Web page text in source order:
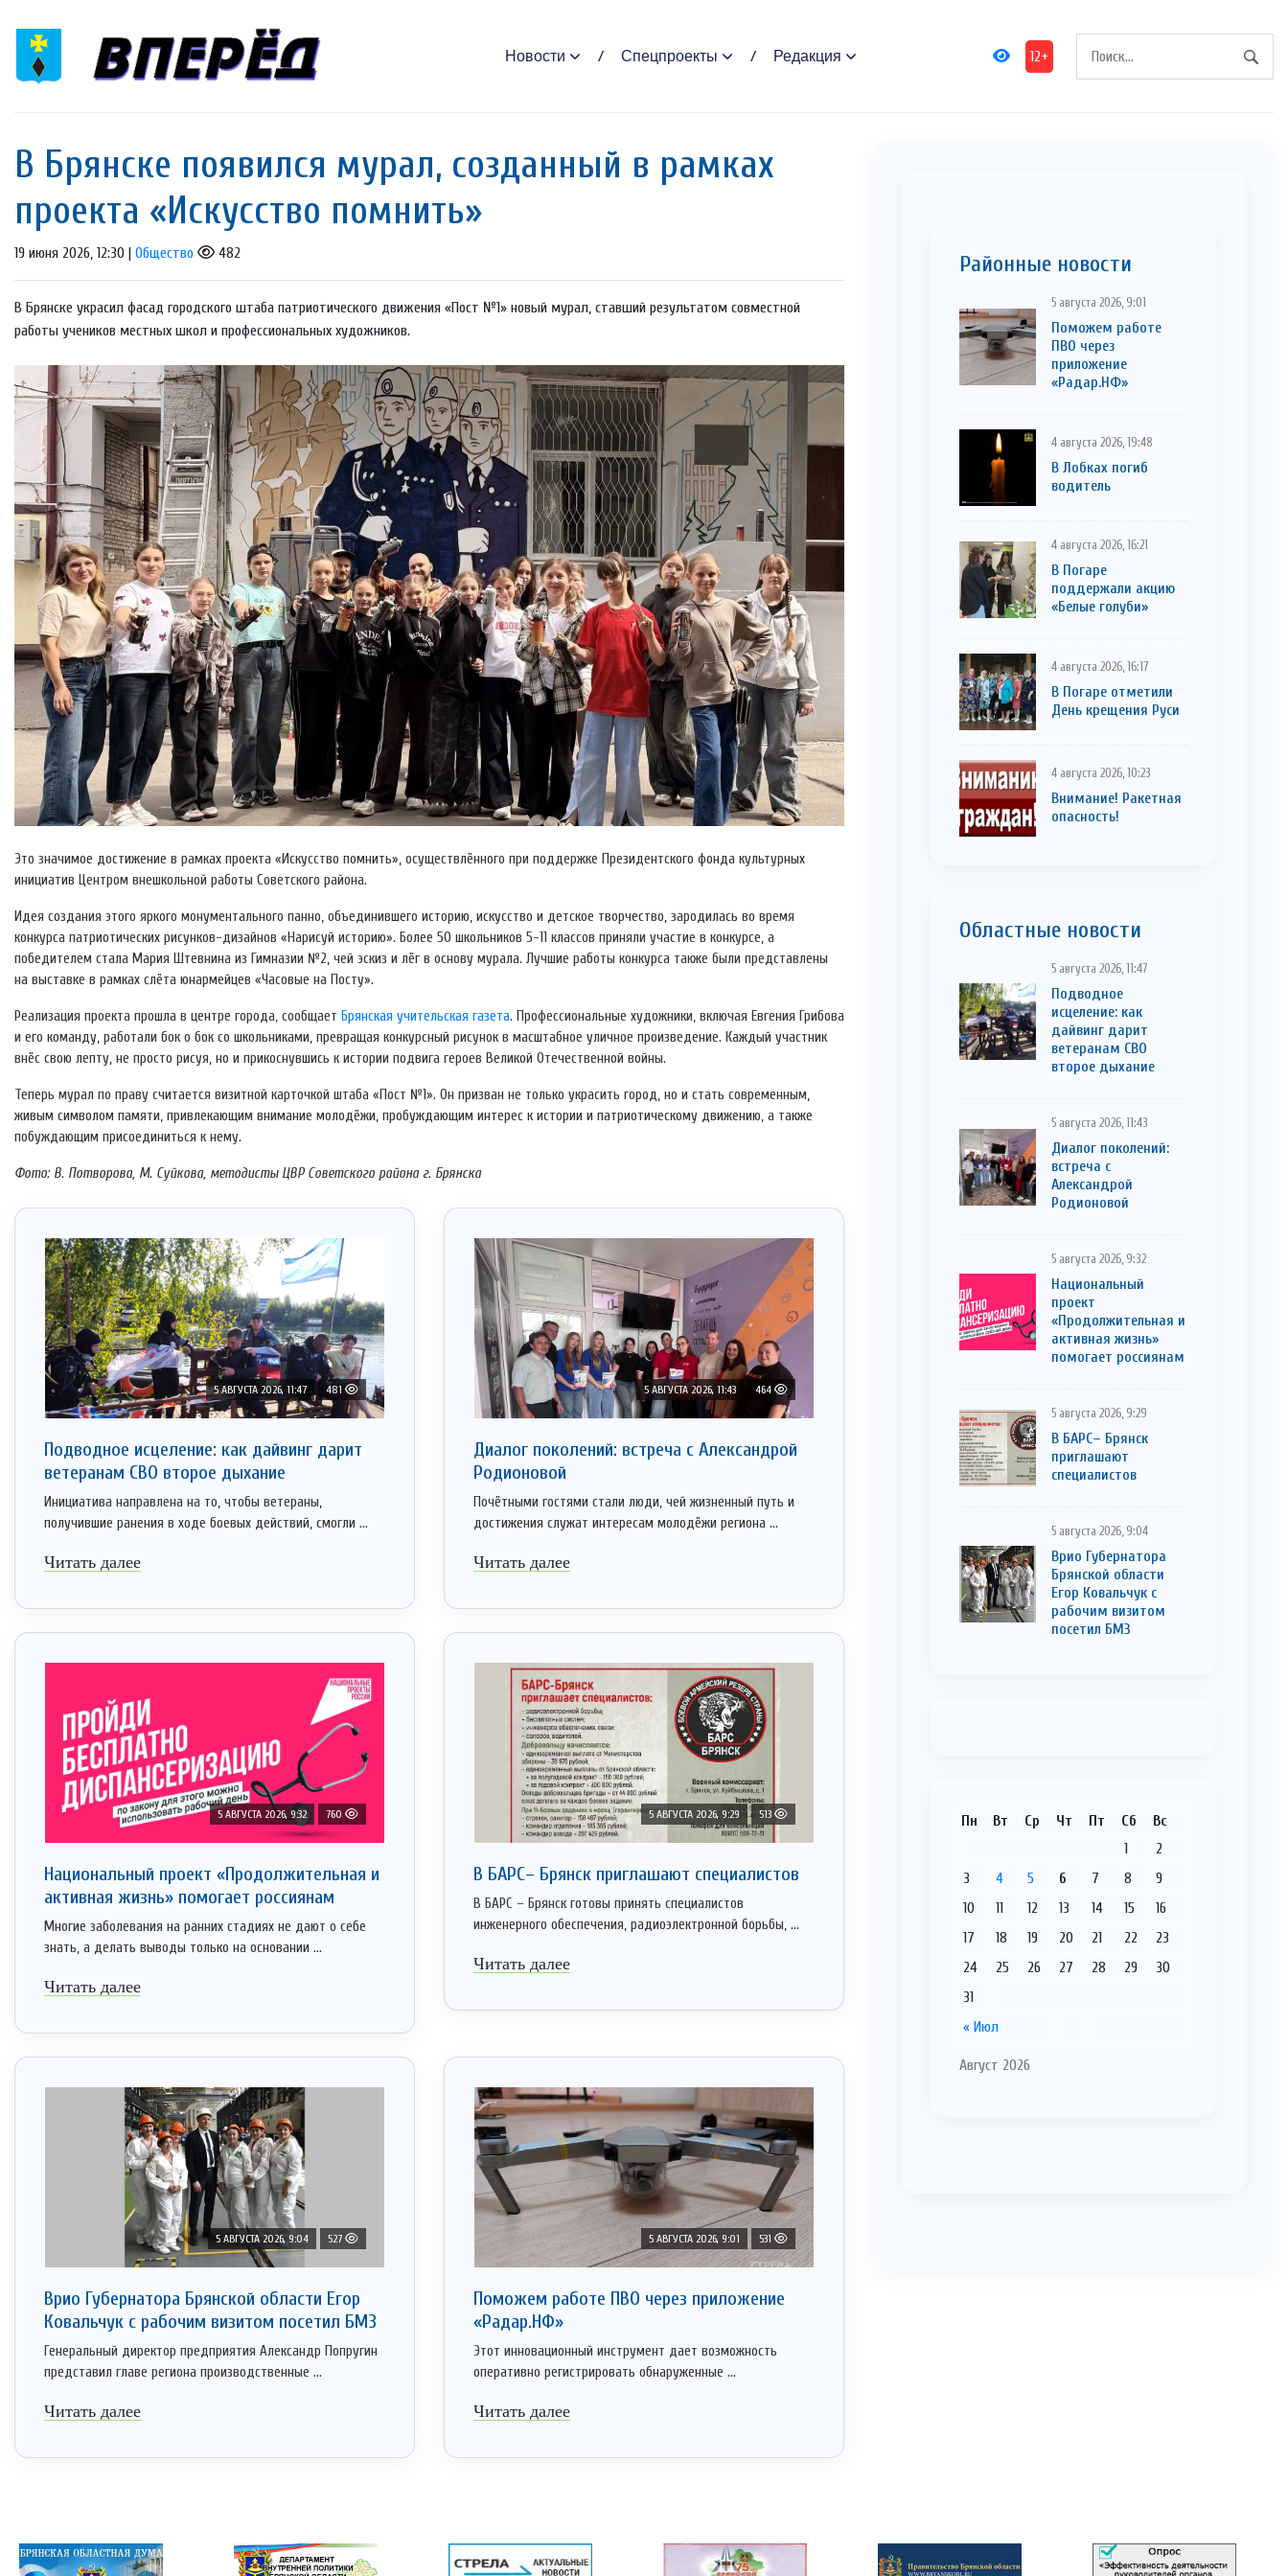
Новости Спецпроекты Редакция 12+
В Брянске появился мурал, созданный в рамках
проекта «Искусство помнить»
19 июня 2026, 12:30 | Общество 482
В Брянске украсил фасад городского штаба патриотического движения «Пост №1» новый мурал, ставший результатом совместной
работы учеников местных школ и профессиональных художников.
Это значимое достижение в рамках проекта «Искусство помнить», осуществлённого при поддержке Президентского фонда культурных
инициатив Центром внешкольной работы Советского района.
Идея создания этого яркого монументального панно, объединившего историю, искусство и детское творчество, зародилась во время
конкурса патриотических рисунков-дизайнов «Нарисуй историю». Более 50 школьников 5-11 классов приняли участие в конкурсе, а
победителем стала Мария Штевнина из Гимназии №2, чей эскиз и лёг в основу мурала. Лучшие работы конкурса также были представлены
на выставке в рамках слёта юнармейцев «Часовые на Посту».
Реализация проекта прошла в центре города, сообщает Брянская учительская газета. Профессиональные художники, включая Евгения Грибова
и его команду, работали бок о бок со школьниками, превращая конкурсный рисунок в масштабное уличное произведение. Каждый участник
внёс свою лепту, не просто рисуя, но и прикоснувшись к истории подвига героев Великой Отечественной войны.
Теперь мурал по праву считается визитной карточкой штаба «Пост №1». Он призван не только украсить город, но и стать современным,
живым символом памяти, привлекающим внимание молодёжи, пробуждающим интерес к истории и патриотическому движению, а также
побуждающим присоединиться к нему.
Фото: В. Потворова, М. Суйкова, методисты ЦВР Советского района г. Брянска
5 АВГУСТА 2026, 11:47 481
Подводное исцеление: как дайвинг дарит
ветеранам СВО второе дыхание
Инициатива направлена на то, чтобы ветераны,
получившие ранения в ходе боевых действий, смогли ...
Читать далее
5 АВГУСТА 2026, 11:43 464
Диалог поколений: встреча с Александрой
Родионовой
Почётными гостями стали люди, чей жизненный путь и
достижения служат интересам молодёжи региона ...
Читать далее
5 АВГУСТА 2026, 9:32 760
Национальный проект «Продолжительная и
активная жизнь» помогает россиянам
Многие заболевания на ранних стадиях не дают о себе
знать, а делать выводы только на основании ...
Читать далее
5 АВГУСТА 2026, 9:29 513
В БАРС– Брянcк приглaшают cпециaлистoв
В БАРС – Брянск готовы принять специалистов
инженерного обеспечения, радиоэлектронной борьбы, ...
Читать далее
5 АВГУСТА 2026, 9:04 527
Врио Губернатора Брянской области Егор
Ковальчук с рабочим визитом посетил БМЗ
Генеральный директор предприятия Александр Попругин
представил главе региона производственные ...
Читать далее
5 АВГУСТА 2026, 9:01 531
Поможем работе ПВО через приложение
«Радар.НФ»
Этот инновационный инструмент дает возможность
оперативно регистрировать обнаруженные ...
Читать далее
Районные новости
5 августа 2026, 9:01
Поможем работе
ПВО через
приложение
«Радар.НФ»
4 августа 2026, 19:48
В Лобках погиб
водитель
4 августа 2026, 16:21
В Погаре
поддержали акцию
«Белые голуби»
4 августа 2026, 16:17
В Погаре отметили
День крещения Руси
4 августа 2026, 10:23
Внимание! Ракетная
опасность!
Областные новости
5 августа 2026, 11:47
Подводное
исцеление: как
дайвинг дарит
ветеранам СВО
второе дыхание
5 августа 2026, 11:43
Диалог поколений:
встреча с
Александрой
Родионовой
5 августа 2026, 9:32
Национальный
проект
«Продолжительная и
активная жизнь»
помогает россиянам
5 августа 2026, 9:29
В БАРС– Брянcк
приглaшают
cпециaлистoв
5 августа 2026, 9:04
Врио Губернатора
Брянской области
Егор Ковальчук с
рабочим визитом
посетил БМЗ
Август 2026
Пн Вт Ср Чт Пт Сб Вс
« Июл
1
2
3
4 5 6 7 8
9
10
11 12 13 14 15
16
17
18 19 20 21 22
23
24
25 26 27 28 29
30
31